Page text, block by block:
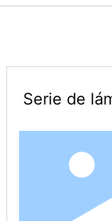
Serie de
ado